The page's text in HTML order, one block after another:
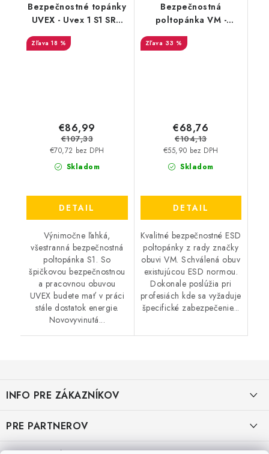
Bezpečnostné topánky
UVEX - Uvex 1 S1 SRC
8546 Akciová cena
18 %
Skladom
€70,72 bez DPH
€86,99
€107,33
DETAIL
Výnimočne ľahká,
všestranná bezpečnostná
poltopánka S1. So
špičkovou bezpečnostnou
a pracovnou obuvou
UVEX budete mať v práci
stále dostatok energie.
Novovyvinutá...
Bezpečnostná
poltopánka VM -
Milwaukee 8185-S3
ESD - Výpredaj
33 %
Skladom
€55,90 bez DPH
€68,76
€104,13
DETAIL
Kvalitné bezpečnostné ESD
poltopánky z rady značky
obuvi VM. Schválená obuv
existujúcou ESD normou.
Dokonale poslúžia pri
profesiách kde sa vyžaduje
špecifické zabezpečenie...
p
ä
INFO PRE ZÁKAZNÍKOV
OBCHODNÉ PODMIENKY
PRE PARTNEROV
KATALÓG OBUVI A OPP ČERVA